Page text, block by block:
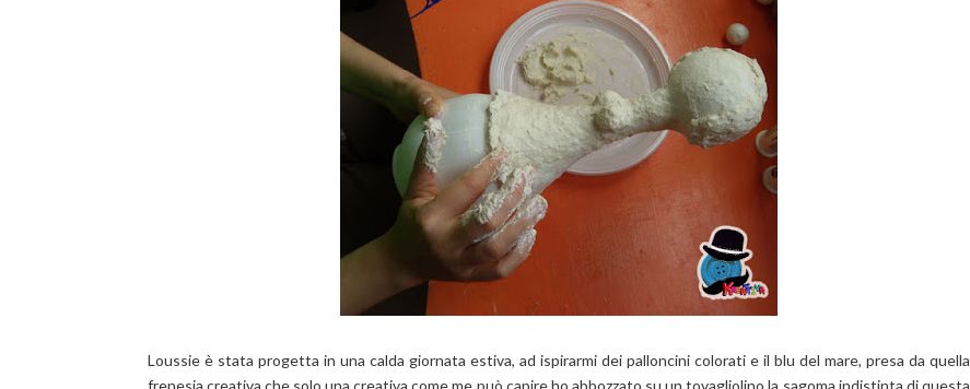
Loussie è stata progetta in una calda giornata estiva, ad ispirarmi dei palloncini colorati e il blu del mare, presa da quella
frenesia creativa che solo una creativa come me può capire ho abbozzato su un tovagliolino la sagoma indistinta di questa